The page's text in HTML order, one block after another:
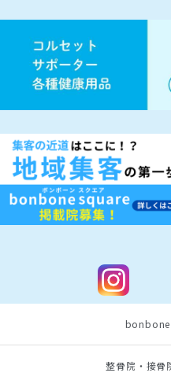
bonbone
整骨院・接骨